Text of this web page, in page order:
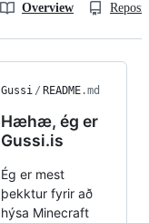
Overview
Gussi / README.md
Hæhæ, ég er
Gussi.is
Ég er mest
þekktur fyrir að
hýsa Minecraft